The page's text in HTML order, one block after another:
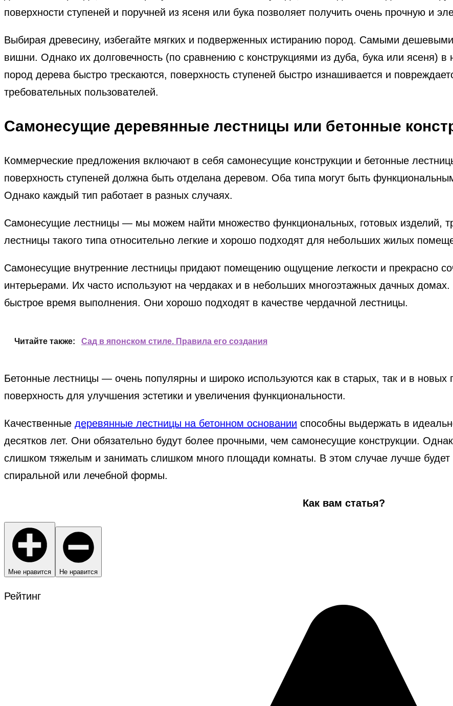
поверхности ступеней и поручней из ясеня или бука позволяет получить очень прочную и
Выбирая древесину, избегайте мягких и подверженных истиранию пород. Самыми дешевыми
вишни. Однако их долговечность (по сравнению с конструкциями из дуба, бука или ясеня)
пород дерева быстро трескаются, поверхность ступеней быстро изнашивается и
требовательных пользователей.
Самонесущие деревянные лестницы или бетонные
Коммерческие предложения включают в себя самонесущие конструкции и бетонные
поверхность ступеней должна быть отделана деревом. Оба типа могут быть
Однако каждый тип работает в разных случаях.
Самонесущие лестницы — мы можем найти множество функциональных, готовых изделий,
лестницы такого типа относительно легкие и хорошо подходят для небольших жилых
Самонесущие внутренние лестницы придают помещению ощущение легкости и прекрасно
интерьерами. Их часто используют на чердаках и в небольших многоэтажных дачных
быстрое время выполнения. Они хорошо подходят в качестве чердачной лестницы.
Читайте также: Сад в японском стиле. Правила его создания
Бетонные лестницы — очень популярны и широко используются как в старых, так и в новых
поверхность для улучшения эстетики и увеличения функциональности.
Качественные деревянные лестницы на бетонном основании способны выдержать в
десятков лет. Они обязательно будут более прочными, чем самонесущие конструкции.
слишком тяжелым и занимать слишком много площади комнаты. В этом случае лучше будет
спиральной или лечебной формы.
Как вам статья?
Мне нравится Не нравится
Рейтинг